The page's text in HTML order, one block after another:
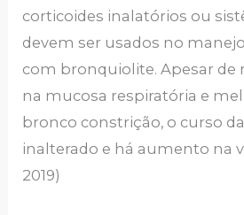
corticoides inalatórios ou
devem ser usados no
com bronquiolite. Apesar de
na mucosa respiratória e
bronco constrição, o curso
inalterado e há aumento na
2019)